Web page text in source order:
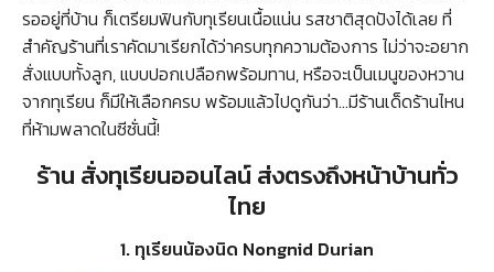
รออยู่ที่บ้าน ก็เตรียมฟินกับทุเรียนเนื้อแน่น รสชาติสุดปังได้เลย ที่
สำคัญร้านที่เราคัดมาเรียกได้ว่าครบทุกความต้องการ ไม่ว่าจะอยาก
สั่งแบบทั้งลูก, แบบปอกเปลือกพร้อมทาน, หรือจะเป็นเมนูของหวาน
จากทุเรียน ก็มีให้เลือกครบ พร้อมแล้วไปดูกันว่า…มีร้านเด็ดร้านไหน
ที่ห้ามพลาดในซีซั่นนี้!
ร้าน สั่งทุเรียนออนไลน์ ส่งตรงถึงหน้าบ้านทั่ว
ไทย
1. ทุเรียนน้องนิด Nongnid Durian